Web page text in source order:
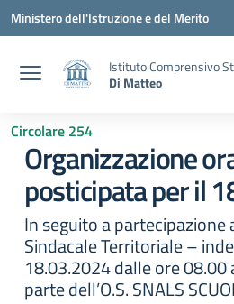
Vai ai contenuti
Vai al menu di navigazione
Vai al footer
Ministero dell'Istruzione e del Merito
Istituto Comprensivo
Di Matteo
Circolare 254
Organizzazione
posticipata per il
In seguito a partecipazione
Sindacale Territoriale –
18.03.2024 dalle ore 08.00
parte dell’O.S. SNALS